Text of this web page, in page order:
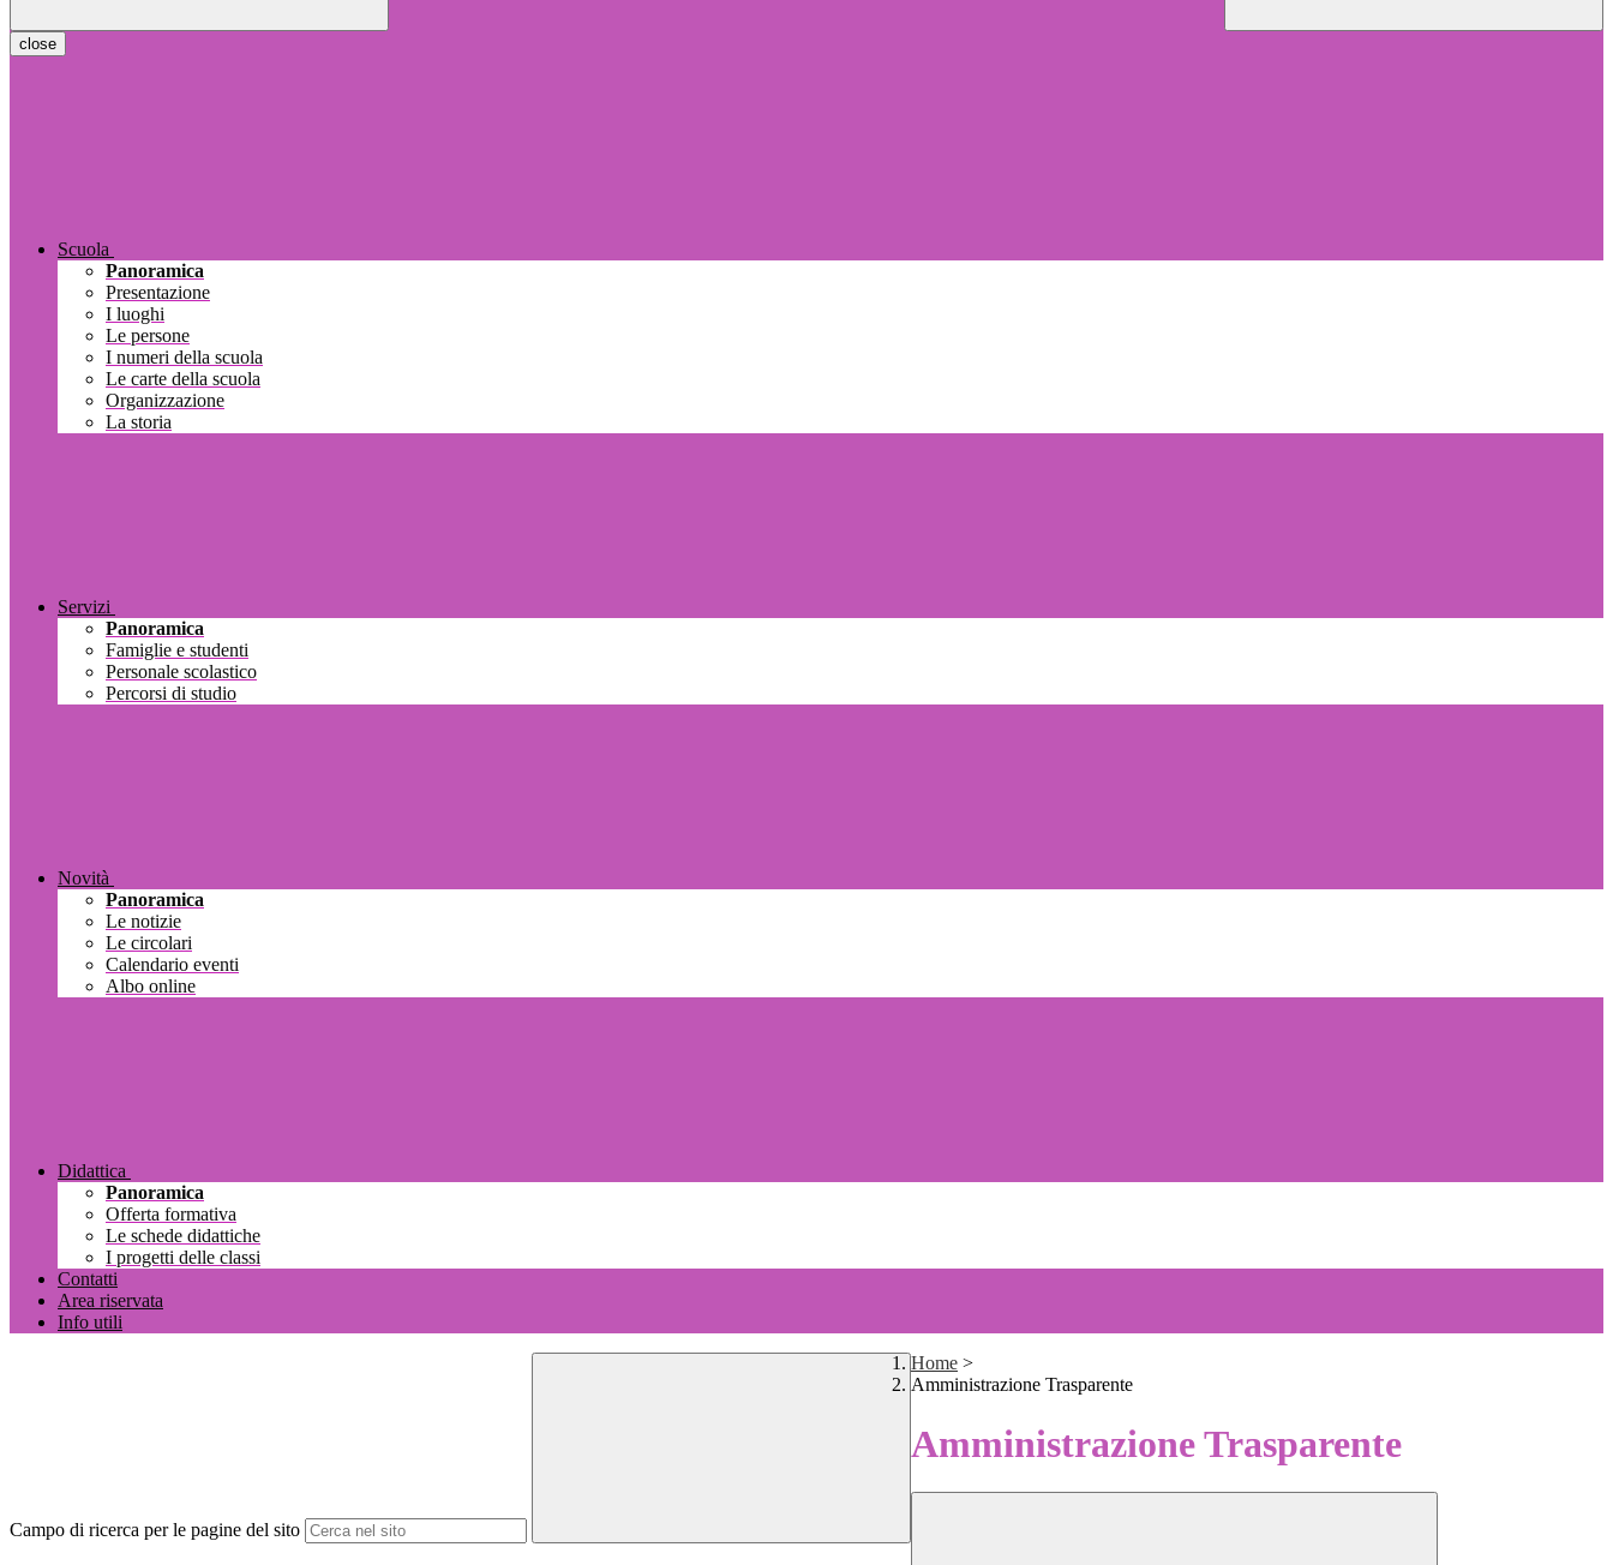
close
Scuola
Panoramica
Presentazione
I luoghi
Le persone
I numeri della scuola
Le carte della scuola
Organizzazione
La storia
Servizi
Panoramica
Famiglie e studenti
Personale scolastico
Percorsi di studio
Novità
Panoramica
Le notizie
Le circolari
Calendario eventi
Albo online
Didattica
Panoramica
Offerta formativa
Le schede didattiche
I progetti delle classi
Contatti
Area riservata
Info utili
Campo di ricerca per le pagine del sito
Home >
Amministrazione Trasparente
Amministrazione Trasparente